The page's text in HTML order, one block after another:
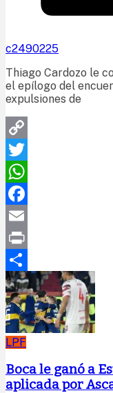
c2490225
Thiago Cardozo le
el epílogo del
expulsiones de
Copy
Link
Twitter
WhatsApp
Facebook
Email
Print
Compartir
LPF
Boca le ganó a
aplicada por